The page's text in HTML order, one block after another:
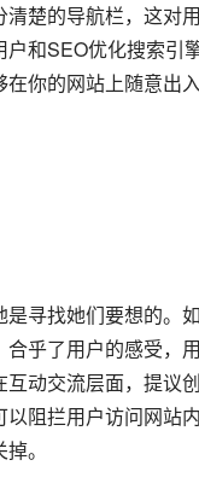
楚的导航栏，这对
和SEO优化搜索引
你的网站上随意出
寻找她们要想的。
乎了用户的感受，
动交流层面，提议
阻拦用户访问网站
。